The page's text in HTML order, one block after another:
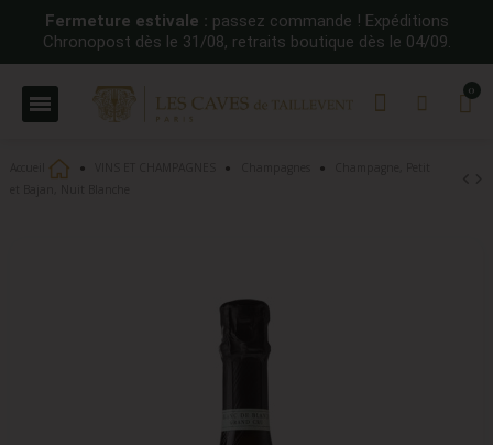
Fermeture estivale : passez commande ! Expéditions
Chronopost dès le 31/08, retraits boutique dès le 04/09.